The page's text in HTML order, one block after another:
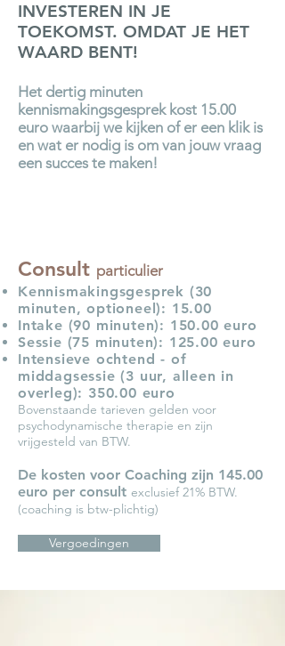
INVESTEREN IN JE
TOEKOMST. OMDAT JE HET
WAARD BENT!
Het dertig minuten
kennismakingsgesprek kost 15.00
euro waarbij we kijken of er een klik is
en wat er nodig is om van jouw vraag
een succes te maken!
Consult particulier
Kennismakingsgesprek (30
minuten, optioneel): 15.00
Intake (90 minuten): 150.00 euro
Sessie (75 minuten): 125.00 euro
Intensieve ochtend - of
middagsessie (3 uur, alleen in
overleg): 350.00 euro
Bovenstaande tarieven gelden voor
psychodynamische therapie en zijn
vrijgesteld van BTW.
De kosten voor Coaching zijn 145.00
euro per consult exclusief 21% BTW.
(coaching is btw-plichtig)
Vergoedingen